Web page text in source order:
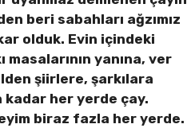
beri sabahları ağzımız
olduk. Evin içindeki
yanına, ver
şiirlere, şarkılara
kadar her yerde çay.
biraz fazla her yerde.